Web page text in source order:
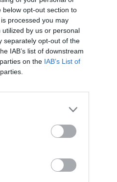
opt-out section to
processed you may
by us or personal
separately opt-out of the
IAB’s list of downstream
on the IAB’s List of
Minisztérium korábbi